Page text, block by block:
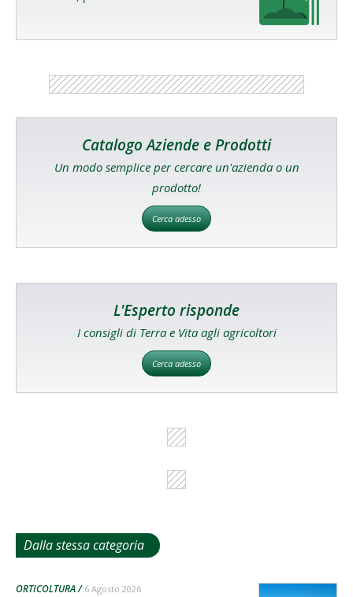
Catalogo Aziende e Prodotti
Un modo semplice per cercare un'azienda o un
prodotto!
Cerca adesso
L'Esperto risponde
I consigli di Terra e Vita agli agricoltori
Cerca adesso
Dalla stessa categoria
ORTICOLTURA 6 Agosto 2026